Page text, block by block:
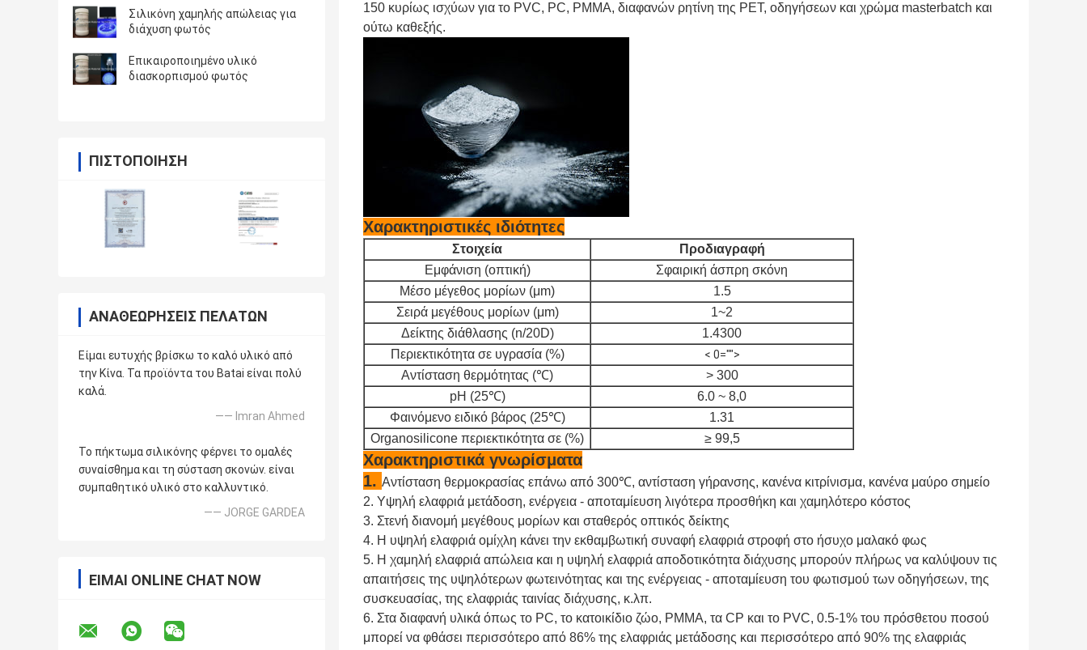
Σιλικόνη χαμηλής απώλειας για
διάχυση φωτός
Επικαιροποιημένο υλικό
διασκορπισμού φωτός
ΠΙΣΤΟΠΟΊΗΣΗ
ΑΝΑΘΕΩΡΉΣΕΙΣ ΠΕΛΑΤΏΝ
Είμαι ευτυχής βρίσκω το καλό υλικό από
την Κίνα. Τα προϊόντα του Batai είναι πολύ
καλά.
—— Imran Ahmed
Το πήκτωμα σιλικόνης φέρνει το ομαλές
συναίσθημα και τη σύσταση σκονών. είναι
συμπαθητικό υλικό στο καλλυντικό.
—— JORGE GARDEA
ΕΊΜΑΙ ONLINE CHAT NOW
150 κυρίως ισχύων για το PVC, PC, PMMA, διαφανών ρητίνη της PET, οδηγήσεων και χρώμα masterbatch και
ούτω καθεξής.
Χαρακτηριστικές ιδιότητες
Στοιχεία
Προδιαγραφή
Εμφάνιση (οπτική)
Σφαιρική άσπρη σκόνη
Μέσο μέγεθος μορίων (μm)
1.5
Σειρά μεγέθους μορίων (μm)
1~2
Δείκτης διάθλασης (n/20D)
1.4300
Περιεκτικότητα σε υγρασία (%)
< 0="">
Αντίσταση θερμότητας (℃)
> 300
pH (25℃)
6.0 ~ 8,0
Φαινόμενο ειδικό βάρος (25℃)
1.31
Organosilicone περιεκτικότητα σε (%)
≥ 99,5
Χαρακτηριστικά γνωρίσματα
1. Αντίσταση θερμοκρασίας επάνω από 300℃, αντίσταση γήρανσης, κανένα κιτρίνισμα, κανένα μαύρο σημείο
2. Υψηλή ελαφριά μετάδοση, ενέργεια - αποταμίευση λιγότερα προσθήκη και χαμηλότερο κόστος
3. Στενή διανομή μεγέθους μορίων και σταθερός οπτικός δείκτης
4. Η υψηλή ελαφριά ομίχλη κάνει την εκθαμβωτική συναφή ελαφριά στροφή στο ήσυχο μαλακό φως
5. Η χαμηλή ελαφριά απώλεια και η υψηλή ελαφριά αποδοτικότητα διάχυσης μπορούν πλήρως να καλύψουν τις
απαιτήσεις της υψηλότερων φωτεινότητας και της ενέργειας - αποταμίευση του φωτισμού των οδηγήσεων, της
συσκευασίας, της ελαφριάς ταινίας διάχυσης, κ.λπ.
6. Στα διαφανή υλικά όπως το PC, το κατοικίδιο ζώο, PMMA, τα CP και το PVC, 0.5-1% του πρόσθετου ποσού
μπορεί να φθάσει περισσότερο από 86% της ελαφριάς μετάδοσης και περισσότερο από 90% της ελαφριάς